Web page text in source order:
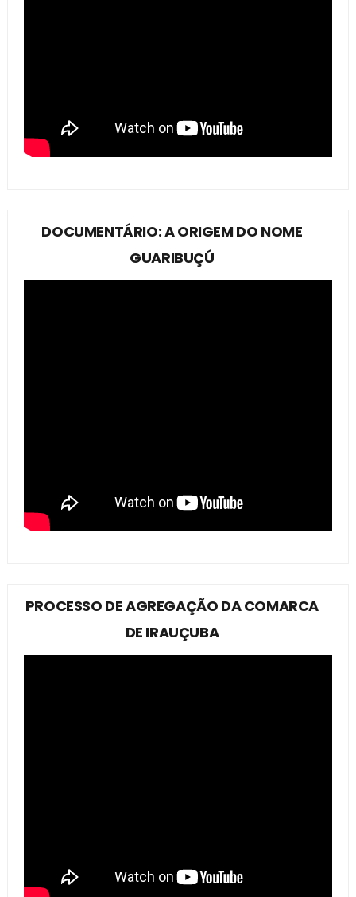
DOCUMENTÁRIO: A ORIGEM DO NOME
GUARIBUÇÚ
PROCESSO DE AGREGAÇÃO DA COMARCA
DE IRAUÇUBA